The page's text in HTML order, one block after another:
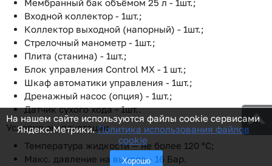
Мембранный бак объёмом 25 л - 1шт.;
Входной коллектор - 1шт.;
Коллектор выходной (напорный) - 1шт.;
Стрелочный манометр - 1шт.;
Плита (станина) - 1шт.;
Блок управления Control MX - 1 шт.;
Шкаф автоматики управления - 1шт.;
Дренажный насос (опция) - 1шт.;
Датчик сухого хода - 1шт..
Условия эксплуатации
Температура жидкости — не более 120 °С;
Макс. давление на выходе - 16 Бар.
На нашем сайте используются файлы cookie сервисами
Яндекс.Метрики.Политика использования файлов
cookie
Хорошо